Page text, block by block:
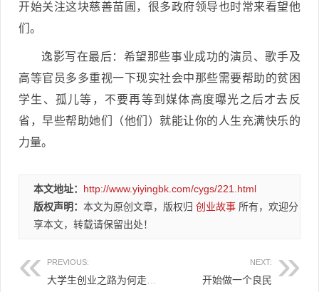
开始关注这块慈善苗圃，很多政府领导也时常来看望他
们。
逸影写在最后：希望那些事业成功的演员、歌手及
高等官员多多重视一下现实社会中那些需要帮助的贫困
学生、孤儿等，不要再等到媒体高度曝光之后才去反
省，早些帮助她们（他们）就能让你的人生充满快乐的
力量。
本文地址： http://www.yiyingbk.com/cygs/221.html
版权声明： 本文为原创文章，版权归 创业故事 所有，欢迎分
享本文，转载请保留出处！
PREVIOUS: NEXT:
开始做一个良民